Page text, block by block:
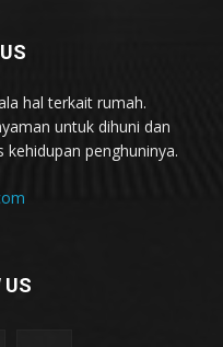
hal terkait rumah.
untuk dihuni dan
penghuninya.
US